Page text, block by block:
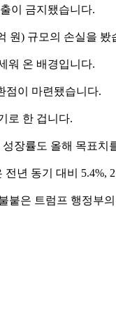
이 금지됐습니다.
원) 규모의 손실을 봤
워 온 배경입니다.
점이 마련됐습니다.
로 한 겁니다.
장률도 올해 목표치
년 동기 대비 5.4%,
붙은 트럼프 행정부